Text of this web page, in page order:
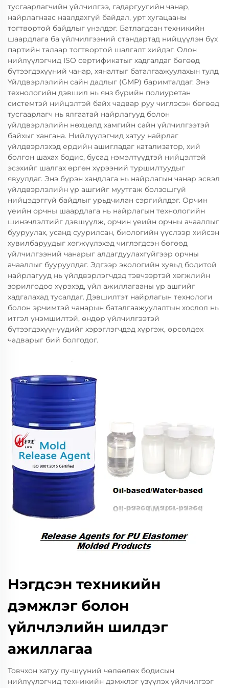
тусгаарлагчийн үйлчилгээ, гадаргуугийн чанар,
найрлагнаас наалдахгүй байдал, урт хугацааны
тогтвортой байдлыг үнэлдэг. Батлагдсан техникийн
шаардлага ба үйлчилгээний стандартад нийцүүлэн бүх
партийн талаар тогтвортой шалгалт хийдэг. Олон
нийлүүлэгчид ISO сертификатыг хадгалдаг бөгөөд
бүтээгдэхүүний чанар, хяналтыг баталгаажуулахын тулд
Үйлдвэрлэлийн сайн дадлыг (GMP) баримталдаг. Энэ
технологийн дэвшил нь янз бүрийн полиуретан
системтэй нийцэлтэй байх чадвар руу чиглэсэн бөгөөд
тусгаарлагч нь ялгаатай найрлагууд болон
үйлдвэрлэлийн нөхцөлд хамгийн сайн үйлчилгээтэй
байхыг хангана. Нийлүүлэгчид хатуу найрлаг
үйлдвэрлэхэд ердийн ашигладаг катализатор, хий
болгон шахах бодис, бусад нэмэлтүүдтэй нийцэлтэй
эсэхийг шалгах өргөн хүрээний туршилтуудыг
явуулдаг. Энэ бүрэн хандлага нь найрлагын чанар эсвэл
үйлдвэрлэлийн үр ашгийг муутгаж болзошгүй
нийцэдэггүй байдлыг урьдчилан сэргийлдэг. Орчин
үеийн орчны шаардлага нь найрлагын технологийн
шинэчлэлтийг дэвшүүлж, орчин үеийн орчны ачааллыг
бууруулах, усанд суурилсан, биологийн үүслээр хийсэн
хувилбаруудыг хөгжүүлэхэд чиглэгдсэн бөгөөд
үйлчилгээний чанарыг алдагдуулахгүйгээр орчны
ачааллыг бууруулдаг. Эдгээр экологийн хувьд бодитой
найрлагууд нь үйлдвэрлэгчдэд тэвчээртэй хөгжлийн
зорилгодоо хүрэхэд, үйл ажиллагааны үр ашгийг
хадгалахад тусалдаг. Дэвшилтэт найрлагын технологи
болон эрчимтэй чанарын баталгаажуулалтын хослол нь
итгэл үнэмшилтэй, өндөр үйлчилгээтэй
бүтээгдэхүүнүүдийг хэрэглэгчдэд хүргэж, өрсөлдөх
чадварыг бий болгодог.
Нэгдсэн техникийн
дэмжлэг болон
үйлчлэлийн шилдэг
ажиллагаа
Товчхон хатуу пу-шүүний чөлөөлөх бодисын
нийлүүлэгчид техникийн дэмжлэг үзүүлэх үйлчилгээг